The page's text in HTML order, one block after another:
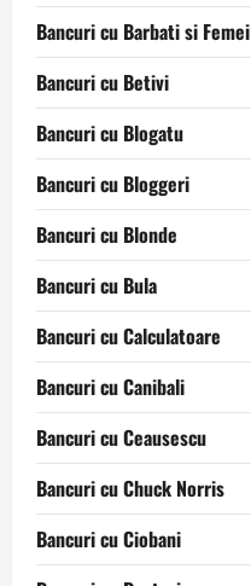
Bancuri cu Barbati si Femei
Bancuri cu Betivi
Bancuri cu Blogatu
Bancuri cu Bloggeri
Bancuri cu Blonde
Bancuri cu Bula
Bancuri cu Calculatoare
Bancuri cu Canibali
Bancuri cu Ceausescu
Bancuri cu Chuck Norris
Bancuri cu Ciobani